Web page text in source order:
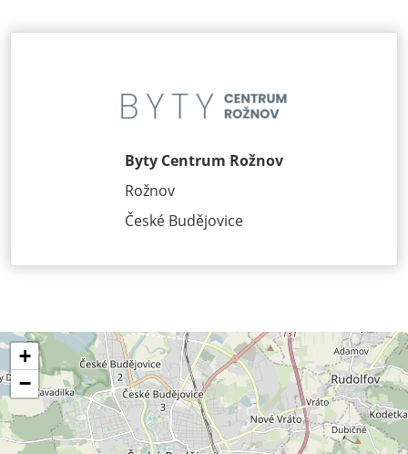
Byty Centrum Rožnov
Rožnov
České Budějovice
+
−